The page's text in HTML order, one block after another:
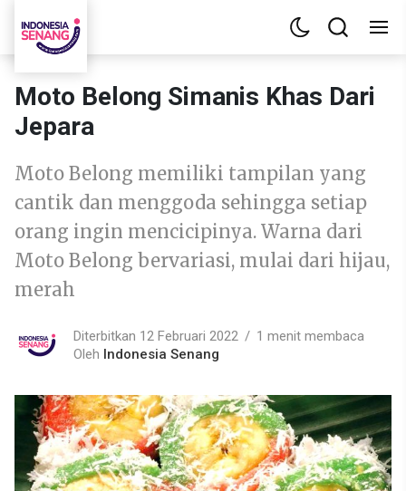
Moto Belong Simanis Khas Dari
Jepara
Moto Belong memiliki tampilan yang
cantik dan menggoda sehingga setiap
orang ingin mencicipinya. Warna dari
Moto Belong bervariasi, mulai dari hijau,
merah
Diterbitkan 12 Februari 2022
1 menit membaca
Oleh Indonesia Senang